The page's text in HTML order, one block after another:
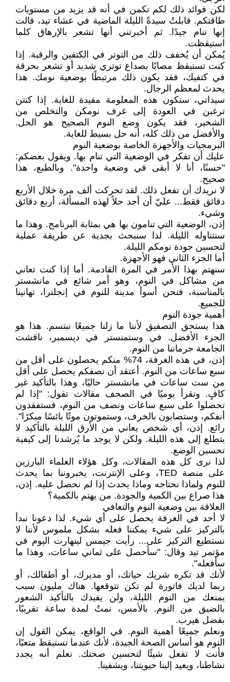
لكن فوائد ذلك لكم تكمن في أنه قد يزيد من مستويات
طاقتكم. قابلتُ سيدةً الليلة الماضية في عشاء تيد، قالت
إنها تنام جيدًا. ثم أخبرتني أنها تشعر بالإرهاق كلما
استيقظت.
يُمكن أن يُخفف ذلك من التوتر في الكتفين والرقبة. إذا
كنت تستيقظ مصابًا بصداع توتري شديد أو تشعر بحرقة
في كتفيك، فقد يكون ذلك مرتبطًا بوضعية نومك. هذا
يحدث لمعظم الرجال.
سيداتي، ستكون هذه المعلومة مفيدة للغاية. إذا كنتن
ترغبن في العودة إلى غرف نومكن والتخلص من
الشخير، فقد يكون وضع النوم الصحيح هو الحل.
والأفضل من ذلك كله، أنه حل بسيط للغاية.
البرمجيات والأجهزة الخاصة بوضعية النوم
عليك أن تفكر في الوضعية التي تنام بها. ويقول بعضكم:
"حسنًا، أنا لا أبقى في وضعية واحدة". وبالطبع، هذا
صحيح.
لا نريدك أن تفعل ذلك. لقد تحركت ألف مرة خلال الأربع
دقائق فقط... عليّ أن أجد حلاً لهذه المسألة، أربع دقائق
وشيء.
إذن، الوضعية التي تنامون بها هي بمثابة البرنامج. وهذا ما
سنتناوله الليلة. لذا سنبحث بجدية عن طريقة عملية
لتحسين جودة نومكم الليلة.
أما الجزء الثاني فهو الأجهزة.
سنهتم بهذا الأمر في المرة القادمة. أما إذا كنت تعاني
من مشاكل في النوم، وهو أمر شائع في مانشستر
بالمناسبة، فنحن أسوأ مدينة للنوم في إنجلترا، تهانينا
للجميع.
أهمية جودة النوم
هذا يستحق التصفيق لأننا ما زلنا جميعًا نبتسم. هذا هو
الجزء الأفضل. في وستمنستر في ديسمبر، ناقشت
الجامعة حرماننا من النوم.
إذن، في هذه الغرفة، 74% منكم يحصلون على أقل من
سبع ساعات من النوم. أعتقد أن نصفكم يحصل على أقل
من ست ساعات في مانشستر حاليًا، وهذا بالتأكيد غير
كافٍ. ونقرأ يوميًا في الصحف مقالات تقول: "إذا لم
تحصلوا على سبع ساعات ونصف من النوم، فستفقدون
أنفكم، وستصابون بالخرف، وستموتون موتًا بائسًا مبكرًا".
رائع. إذن، أي شخص يعاني من الأرق الليلة بالتأكيد لا
يتطلع إلى هذه الليلة. ولكن لا يوجد ما يُرشدنا إلى كيفية
تحسين الوضع.
لذا نرى كل هذه المقالات، وكل هؤلاء العلماء البارزين
على منصة TED، وعلى الإنترنت، يخبروننا بما يحدث
للنوم ولماذا نحتاجه وماذا يحدث إذا لم نحصل عليه. إذن،
هذا صراع بين الكمية والجودة. من يهتم بالكمية؟
العلاقة بين وضعية النوم والتعافي
لا أحد في الغرفة يحصل على أي شيء. لذا دعونا نبدأ
بالتركيز على شيء يمكننا فعله بشكل ملموس لأننا لا
نستطيع التركيز على... رأيت جيمس لينهارت اليوم في
مؤتمر تيد وقال: "سأحصل على ثماني ساعات، وهذا ما
سأفعله".
لأنك قد تكره شريك حياتك، أو مديرك، أو أطفالك، أو
ربما لديك فاتورة لم تكن تتوقعها. هناك مليون سبب
يمنعك من النوم الليلة، ولن يفيدك بالتأكيد الشعور
بالضيق من النوم. بالأمس، نمتُ لمدة ساعة تقريبًا،
بفضل هيرب.
ونعلم جميعًا أهمية النوم. في الواقع، يمكن القول إن
النوم هو أساس الصحة الجيدة، لأنك عندما تستيقظ متعبًا،
فأنت لا تفعل شيئًا لتحسين صحتك. نعلم أنه يجدد
نشاطنا، ويعيد إلينا حيويتنا، ويشفينا.